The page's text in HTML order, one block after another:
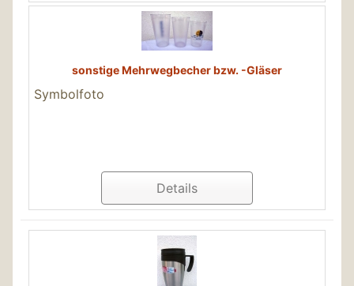
sonstige Mehrwegbecher bzw. -Gläser
Symbolfoto
Details